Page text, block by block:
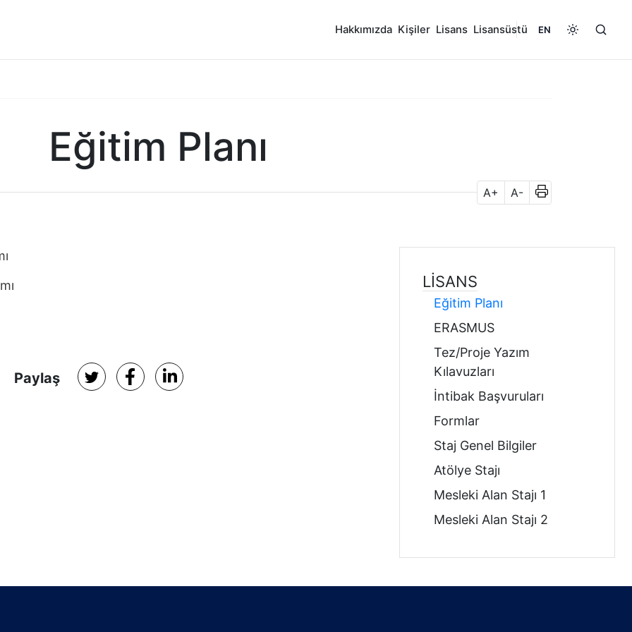
Hakkımızda Kişiler Lisans Lisansüstü EN
Eğitim Planı
A+ A-
Paylaş
LISANS
Eğitim Planı
ERASMUS
Tez/Proje Yazım
Kılavuzları
İntibak Başvuruları
Formlar
Staj Genel Bilgiler
Atölye Stajı
Mesleki Alan Stajı 1
Mesleki Alan Stajı 2